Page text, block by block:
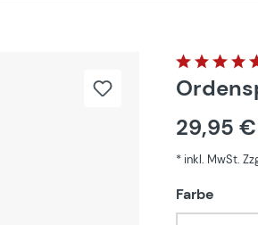
29,95 €
* inkl. MwSt.
Farbe